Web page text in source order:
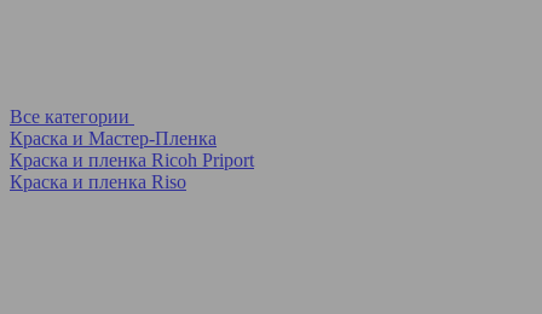
Все категории
Краска и Мастер-Пленка
Краска и пленка Ricoh Priport
Краска и пленка Riso